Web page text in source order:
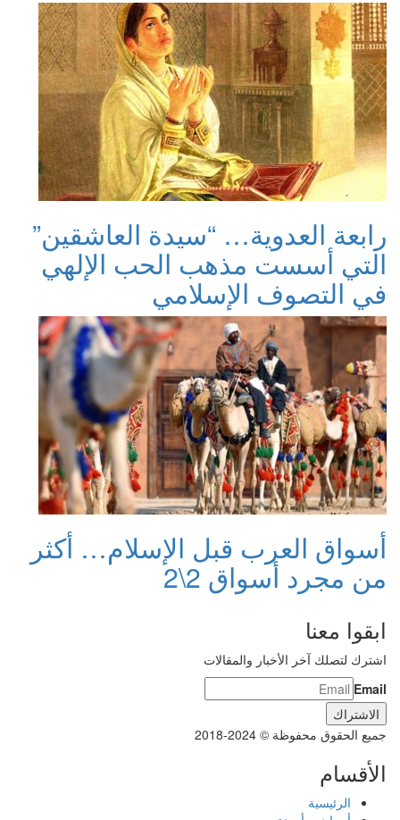
رابعة العدوية… “سيدة العاشقين”
التي أسست مذهب الحب الإلهي
في التصوف الإسلامي
أسواق العرب قبل الإسلام… أكثر
من مجرد أسواق 2\2
ابقوا معنا
اشترك لتصلك آخر الأخبار والمقالات
Email
جميع الحقوق محفوظة © 2024-2018
الأقسام
الرئيسية